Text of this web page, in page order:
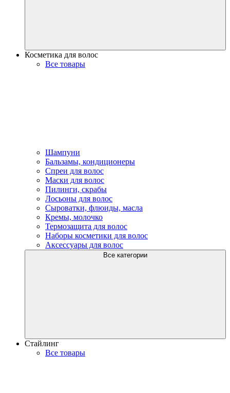
Косметика для волос
Все товары
Шампуни
Бальзамы, кондиционеры
Спреи для волос
Маски для волос
Пилинги, скрабы
Лосьоны для волос
Сыроватки, флюиды, масла
Кремы, молочко
Термозащита для волос
Наборы косметики для волос
Аксессуары для волос
Все категории
Стайлинг
Все товары